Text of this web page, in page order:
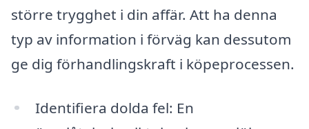
större trygghet i din affär. Att ha denna
typ av information i förväg kan dessutom
ge dig förhandlingskraft i köpeprocessen.
Identifiera dolda fel: En